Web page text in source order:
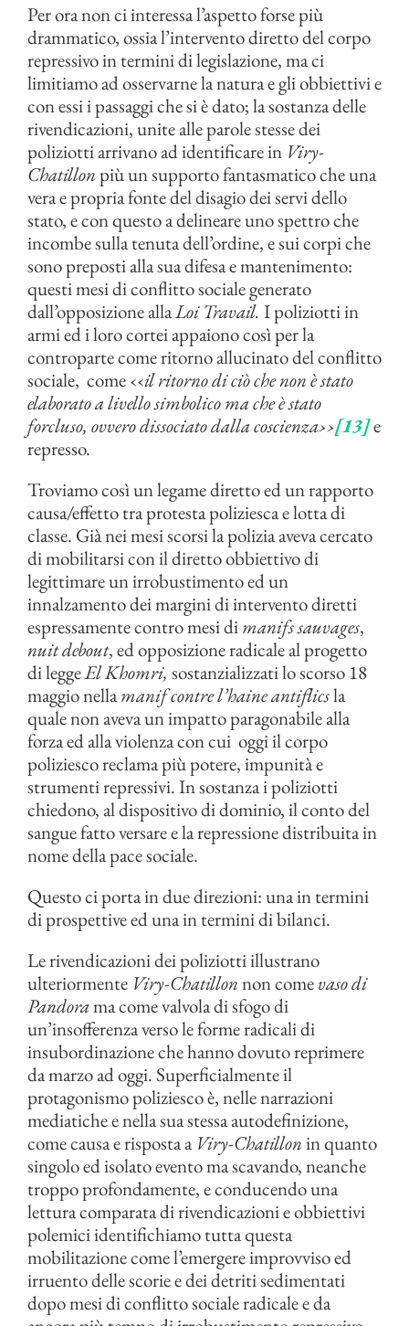
Per ora non ci interessa l’aspetto forse più
drammatico, ossia l’intervento diretto del corpo
repressivo in termini di legislazione, ma ci
limitiamo ad osservarne la natura e gli obbiettivi e
con essi i passaggi che si è dato; la sostanza delle
rivendicazioni, unite alle parole stesse dei
poliziotti arrivano ad identificare in Viry-
Chatillonpiù un supporto fantasmatico che una
vera e propria fonte del disagio dei servi dello
stato, e con questo a delineare uno spettro che
incombe sulla tenuta dell’ordine, e sui corpi che
sono preposti alla sua difesa e mantenimento:
questi mesi di conflitto sociale generato
dall’opposizione allaLoi Travail. I poliziotti in
armi ed i loro cortei appaiono così per la
controparte come ritorno allucinato del conflitto
sociale, come ‹‹il ritorno di ciò che non è stato
elaborato a livello simbolico ma che è stato
forcluso, ovvero dissociato dalla coscienza››[13]e
represso.
Troviamo così un legame diretto ed un rapporto
causa/effetto tra protesta poliziesca e lotta di
classe. Già nei mesi scorsi la polizia aveva cercato
di mobilitarsi con il diretto obbiettivo di
legittimare un irrobustimento ed un
innalzamento dei margini di intervento diretti
espressamente contro mesi dimanifs sauvages,
nuit debout, ed opposizione radicale al progetto
di leggeEl Khomri, sostanzializzati lo scorso 18
maggio nellamanif contre l’haine antiflicsla
quale non aveva un impatto paragonabile alla
forza ed alla violenza con cui oggi il corpo
poliziesco reclama più potere, impunità e
strumenti repressivi. In sostanza i poliziotti
chiedono, al dispositivo di dominio, il conto del
sangue fatto versare e la repressione distribuita in
nome della pace sociale.
Questo ci porta in due direzioni: una in termini
di prospettive ed una in termini di bilanci.
Le rivendicazioni dei poliziotti illustrano
ulteriormente Viry-Chatillonnon comevaso di
Pandorama come valvola di sfogo di
un’insofferenza verso le forme radicali di
insubordinazione che hanno dovuto reprimere
da marzo ad oggi. Superficialmente il
protagonismo poliziesco è, nelle narrazioni
mediatiche e nella sua stessa autodefinizione,
come causa e risposta a Viry-Chatillonin quanto
singolo ed isolato evento ma scavando, neanche
troppo profondamente, e conducendo una
lettura comparata di rivendicazioni e obbiettivi
polemici identifichiamo tutta questa
mobilitazione come l’emergere improvviso ed
irruento delle scorie e dei detriti sedimentati
dopo mesi di conflitto sociale radicale e da